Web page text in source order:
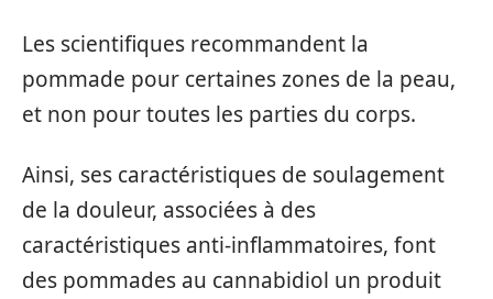
Les scientifiques recommandent la
pommade pour certaines zones de la peau,
et non pour toutes les parties du corps.
Ainsi, ses caractéristiques de soulagement
de la douleur, associées à des
caractéristiques anti-inflammatoires, font
des pommades au cannabidiol un produit